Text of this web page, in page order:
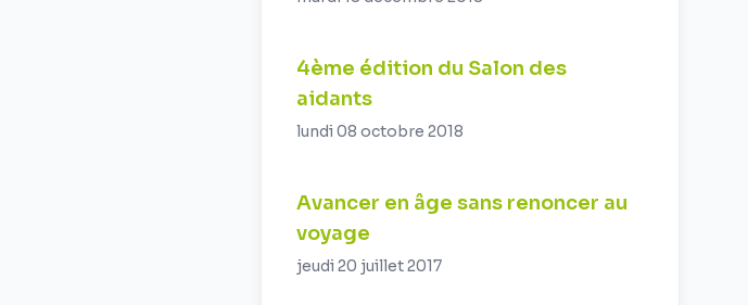
4ème édition du Salon des
aidants
lundi 08 octobre 2018
Avancer en âge sans renoncer au
voyage
jeudi 20 juillet 2017